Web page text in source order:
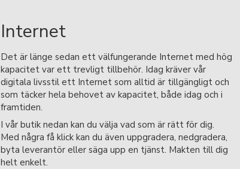
Internet
Det är länge sedan ett välfungerande Internet med hög
kapacitet var ett trevligt tillbehör. Idag kräver vår
digitala livsstil ett Internet som alltid är tillgängligt och
som täcker hela behovet av kapacitet, både idag och i
framtiden.
I vår butik nedan kan du välja vad som är rätt för dig.
Med några få klick kan du även uppgradera, nedgradera,
byta leverantör eller säga upp en tjänst. Makten till dig
helt enkelt.